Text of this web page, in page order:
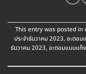
This entry was posted in
ประจำธันวาคม 2023, อะตอม
ธันวาคม 2023, อะตอมแบบแท็